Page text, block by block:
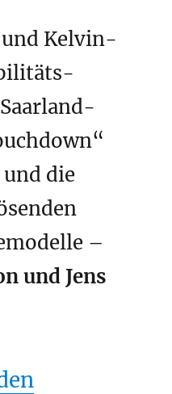
Kelvin-
die
–
und Jens